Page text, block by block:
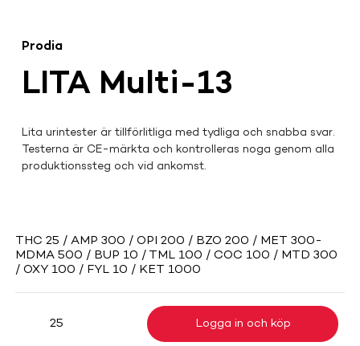
LITA Multi-13
Prodia
Lita urintester är tillförlitliga med tydliga och snabba svar.
Testerna är CE-märkta och kontrolleras noga genom alla
produktionssteg och vid ankomst.
THC 25 / AMP 300 / OPI 200 / BZO 200 / MET 300-
MDMA 500 / BUP 10 / TML 100 / COC 100 / MTD 300
/ OXY 100 / FYL 10 / KET 1000
25 Logga in och köp